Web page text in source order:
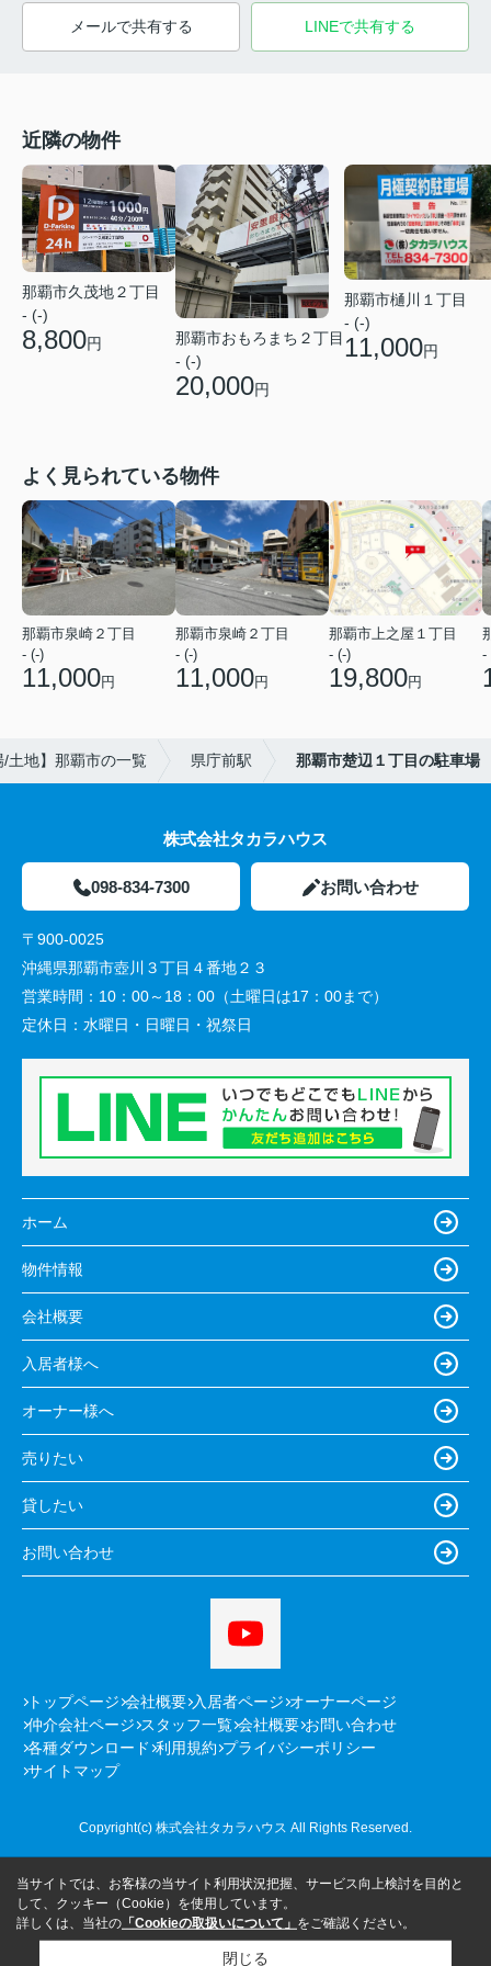
メールで共有する LINEで共有する
近隣の物件
那覇市久茂地２丁目
- (-)
8,800円
那覇市おもろまち２丁目
- (-)
20,000円
那覇市樋川１丁目
- (-)
11,000円
よく見られている物件
那覇市泉崎２丁目
- (-)
11,000円
那覇市泉崎２丁目
- (-)
11,000円
那覇市上之屋１丁目
- (-)
19,800円
-
/土地】那覇市の一覧 県庁前駅 那覇市楚辺１丁目の駐車場
株式会社タカラハウス
098-834-7300 お問い合わせ
〒900-0025
沖縄県那覇市壺川３丁目４番地２３
営業時間： 10：00～18：00（土曜日は17：00まで）
定休日： 水曜日・日曜日・祝祭日
ホーム
物件情報
会社概要
入居者様へ
オーナー様へ
売りたい
貸したい
お問い合わせ
トップページ 会社概要 入居者ページ オーナーページ
仲介会社ページ スタッフ一覧 会社概要 お問い合わせ
各種ダウンロード 利用規約 プライバシーポリシー
サイトマップ
Copyright(c) 株式会社タカラハウス All Rights Reserved.
当サイトでは、お客様の当サイト利用状況把握、サービス向上検討を目的と
して、クッキー（Cookie）を使用しています。
詳しくは、当社の 「Cookieの取扱いについて」 をご確認ください。
閉じる